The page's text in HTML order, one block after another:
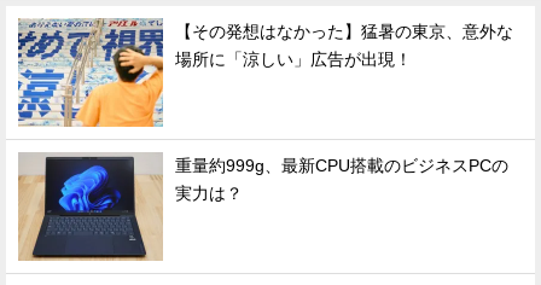
【その発想はなかった】猛暑の東京、意外な
場所に「涼しい」広告が出現！
重量約999g、最新CPU搭載のビジネスPCの
実力は？